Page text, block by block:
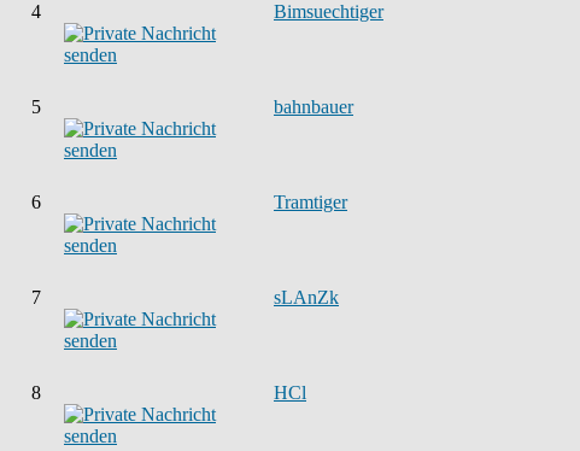
4 Bimsuechtiger
5 bahnbauer
6 Tramtiger
7 sLAnZk
8 HCl